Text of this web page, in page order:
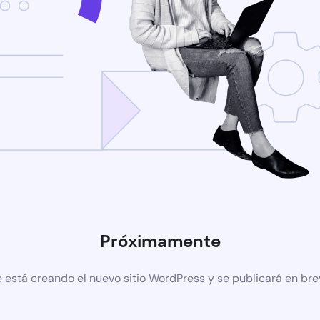
Próximamente
está creando el nuevo sitio WordPress y se publicará en